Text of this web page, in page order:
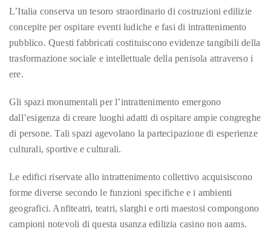
Publisher,
Influencer,
International
Luxury
and
Travel
Expert,
Duane
has
circumnavigated
the
globe
L’Italia conserva un tesoro straordinario di costruzioni edilizie
concepite per ospitare eventi ludiche e fasi di intrattenimento
pubblico. Questi fabbricati costituiscono evidenze tangibili della
trasformazione sociale e intellettuale della penisola attraverso i
ere.
Gli spazi monumentali per l’intrattenimento emergono
dall’esigenza di creare luoghi adatti di ospitare ampie congreghe
di persone. Tali spazi agevolano la partecipazione di esperienze
culturali, sportive e culturali.
Le edifici riservate allo intrattenimento collettivo acquisiscono
forme diverse secondo le funzioni specifiche e i ambienti
geografici. Anfiteatri, teatri, slarghi e orti maestosi compongono
campioni notevoli di questa usanza edilizia casino non aams.